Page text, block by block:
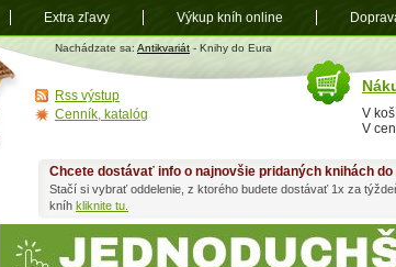
Antikvariát
shop.sk
Nachádzate sa: Antikvariát - Knihy do Eura
Chcete dostávať info o najnovšie pridaných knihách
Stačí si vybrať oddelenie, z ktorého budete dostávať 1x za
kníh kliknite tu.
V
V
Rss výstup
Cenník, katalóg
Extra zľavy Výkup kníh online